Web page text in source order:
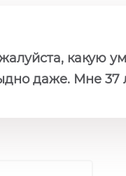
какую
даже. Мне 37